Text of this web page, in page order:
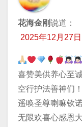
花海金刚说道：
2025年12月27
喜赞美供养心至
空行护法善神们
遥唤圣尊喇嘛钦
无限欢喜心感恩